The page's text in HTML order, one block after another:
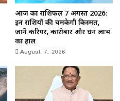
आज का राशिफल 7 अगस्त 2026:
इन राशियों की चमकेगी किस्मत,
जानें करियर, कारोबार और धन लाभ
का हाल
August 7, 2026